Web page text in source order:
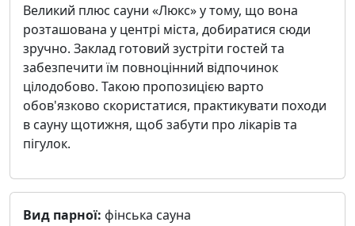
Великий плюс сауни «Люкс» у тому, що вона
розташована у центрі міста, добиратися сюди
зручно. Заклад готовий зустріти гостей та
забезпечити їм повноцінний відпочинок
цілодобово. Такою пропозицією варто
обов'язково скористатися, практикувати походи
в сауну щотижня, щоб забути про лікарів та
пігулок.
Вид парної: фінська сауна